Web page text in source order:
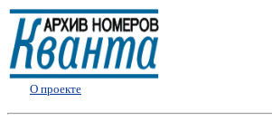
О проекте